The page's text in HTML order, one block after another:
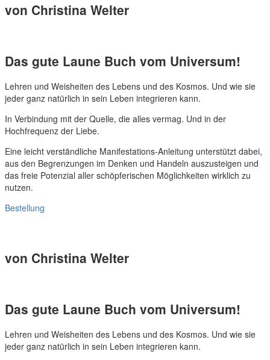
von Christina Welter
Das gute Laune Buch vom Universum!
Lehren und Weisheiten des Lebens und des Kosmos. Und wie sie
jeder ganz natürlich in sein Leben integrieren kann.
In Verbindung mit der Quelle, die alles vermag. Und in der
Hochfrequenz der Liebe.
Eine leicht verständliche Manifestations-Anleitung unterstützt dabei,
aus den Begrenzungen im Denken und Handeln auszusteigen und
das freie Potenzial aller schöpferischen Möglichkeiten wirklich zu
nutzen.
Bestellung
von Christina Welter
Das gute Laune Buch vom Universum!
Lehren und Weisheiten des Lebens und des Kosmos. Und wie sie
jeder ganz natürlich in sein Leben integrieren kann.